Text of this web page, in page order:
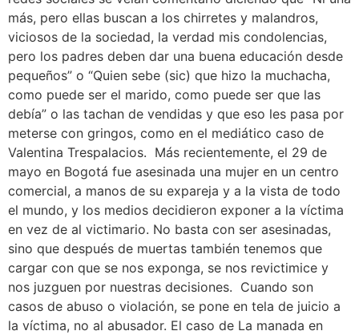
más, pero ellas buscan a los chirretes y malandros,
viciosos de la sociedad, la verdad mis condolencias,
pero los padres deben dar una buena educación desde
pequeños” o “Quien sebe (sic) que hizo la muchacha,
como puede ser el marido, como puede ser que las
debía” o las tachan de vendidas y que eso les pasa por
meterse con gringos, como en el mediático caso de
Valentina Trespalacios. Más recientemente, el 29 de
mayo en Bogotá fue asesinada una mujer en un centro
comercial, a manos de su expareja y a la vista de todo
el mundo, y los medios decidieron exponer a la víctima
en vez de al victimario. No basta con ser asesinadas,
sino que después de muertas también tenemos que
cargar con que se nos exponga, se nos revictimice y
nos juzguen por nuestras decisiones. Cuando son
casos de abuso o violación, se pone en tela de juicio a
la víctima, no al abusador. El caso de La manada en